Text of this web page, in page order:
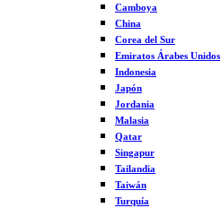
Camboya
China
Corea del Sur
Emiratos Árabes Unidos
Indonesia
Japón
Jordania
Malasia
Qatar
Singapur
Tailandia
Taiwán
Turquía